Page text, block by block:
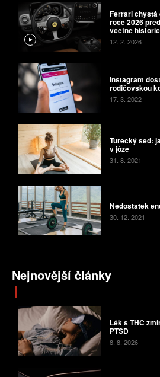
Ferrari chystá
roce 2026
včetně
12. 2. 2026
Instagram
rodičovskou
17. 3. 2022
Turecký sed:
v józe
31. 8. 2021
Nedostatek
30. 12. 2021
Nejnovější články
Lék s THC
PTSD
8. 8. 2026